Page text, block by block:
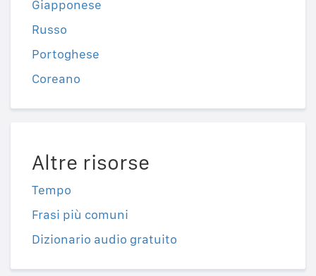
Giapponese
Russo
Portoghese
Coreano
Altre risorse
Tempo
Frasi più comuni
Dizionario audio gratuito